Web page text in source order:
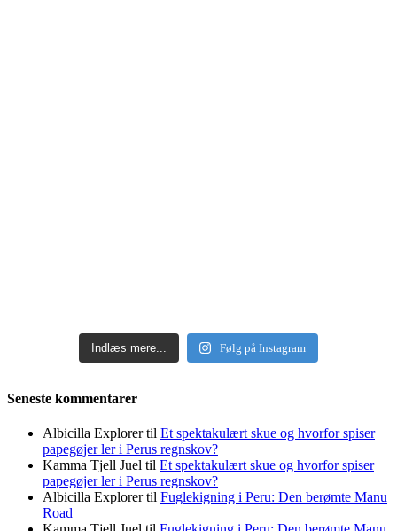
Indlæs mere... Følg på Instagram
Seneste kommentarer
Albicilla Explorertil Et spektakulært skue og hvorfor spiser
papegøjer ler i Perus regnskov?
Kamma Tjell Juel til Et spektakulært skue og hvorfor spiser
papegøjer ler i Perus regnskov?
Albicilla Explorertil Fuglekigning i Peru: Den berømte Manu
Road